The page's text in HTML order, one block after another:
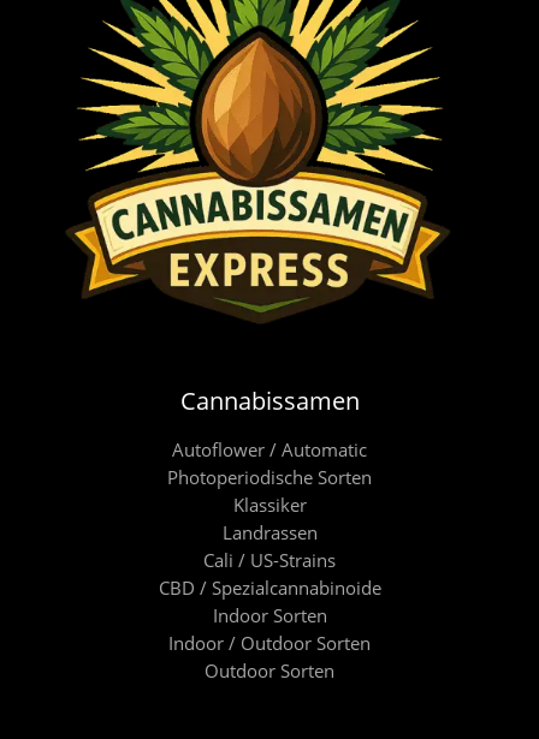
Cannabissamen
Autoflower / Automatic
Photoperiodische Sorten
Klassiker
Landrassen
Cali / US-Strains
CBD / Spezialcannabinoide
Indoor Sorten
Indoor / Outdoor Sorten
Outdoor Sorten